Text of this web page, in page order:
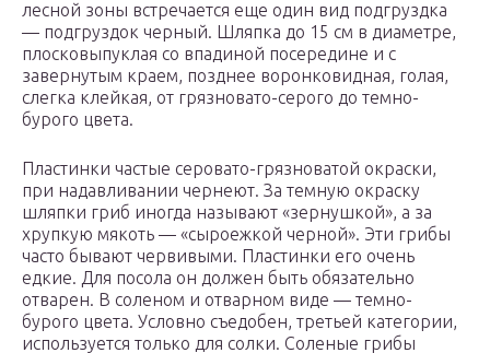
лесной зоны встречается еще один вид подгруздка
— подгруздок черный. Шляпка до 15 см в диаметре,
плосковыпуклая со впадиной посередине и с
завернутым краем, позднее воронковидная, голая,
слегка клейкая, от грязновато-серого до темно-
бурого цвета.
Пластинки частые серовато-грязноватой окраски,
при надавливании чернеют. За темную окраску
шляпки гриб иногда называют «зернушкой», а за
хрупкую мякоть — «сыроежкой черной». Эти грибы
часто бывают червивыми. Пластинки его очень
едкие. Для посола он должен быть обязательно
отварен. В соленом и отварном виде — темно-
бурого цвета. Условно съедобен, третьей категории,
используется только для солки. Соленые грибы